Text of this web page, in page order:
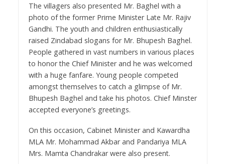
The villagers also presented Mr. Baghel with a
photo of the former Prime Minister Late Mr. Rajiv
Gandhi. The youth and children enthusiastically
raised Zindabad slogans for Mr. Bhupesh Baghel.
People gathered in vast numbers in various places
to honor the Chief Minister and he was welcomed
with a huge fanfare. Young people competed
amongst themselves to catch a glimpse of Mr.
Bhupesh Baghel and take his photos. Chief Minster
accepted everyone’s greetings.
On this occasion, Cabinet Minister and Kawardha
MLA Mr. Mohammad Akbar and Pandariya MLA
Mrs. Mamta Chandrakar were also present.